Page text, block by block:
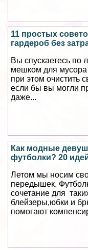
11 простых
гардероб без
Вы спускаетесь по
мешком для мусора
при этом очистить
если бы вы могли
даже...
Как модные
футболки? 20
Летом мы носим
передышек.
сочетание для
блейзеры,юбки и
помогают